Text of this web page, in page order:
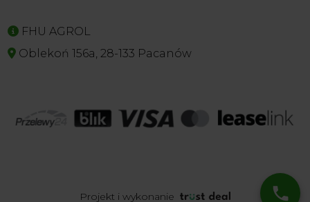
FHU AGROL
Oblekoń 156a, 28-133 Pacanów
Projekt i wykonanie